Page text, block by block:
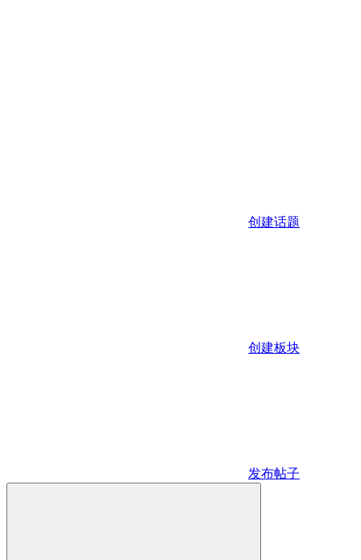
创建话题
创建板块
发布帖子